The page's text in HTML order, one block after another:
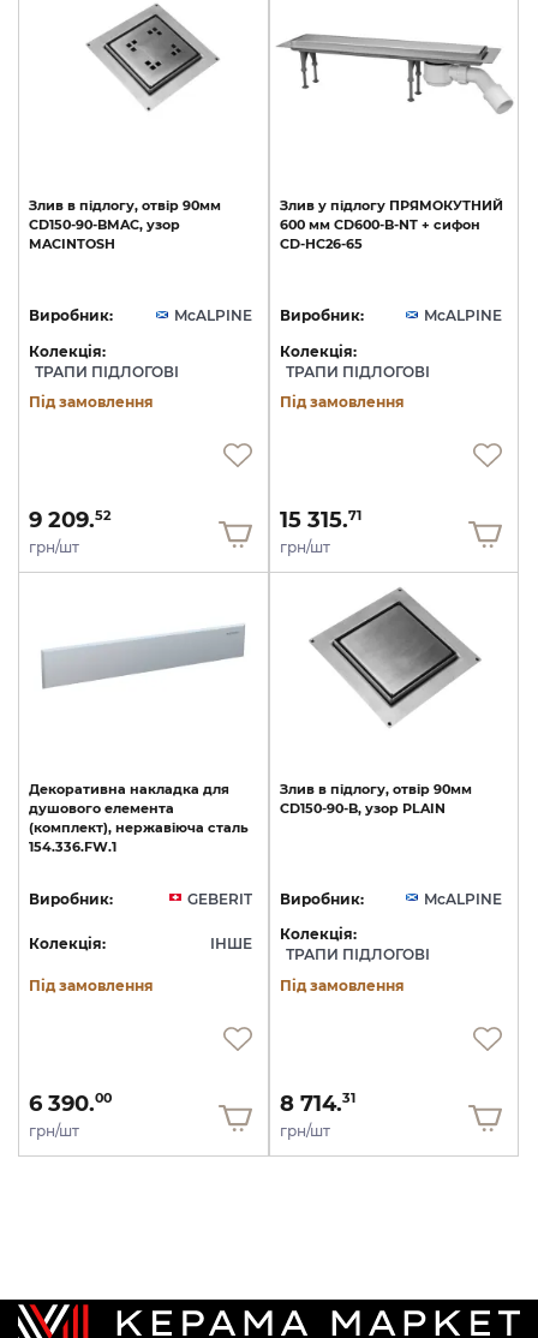
Злив в підлогу, отвір 90мм
CD150-90-BMAC, узор
MACINTOSH
Виробник:
McALPINE
Колекція:
ТРАПИ ПІДЛОГОВІ
Під замовлення
9 209.52
грн/шт
Злив у підлогу ПРЯМОКУТНИЙ
600 мм CD600-B-NT + сифон
CD-HC26-65
Виробник:
McALPINE
Колекція:
ТРАПИ ПІДЛОГОВІ
Під замовлення
15 315.71
грн/шт
Декоративна накладка для
душового елемента
(комплект), нержавіюча сталь
154.336.FW.1
Виробник: GEBERIT
Колекція: ІНШЕ
Під замовлення
6 390.00
грн/шт
Злив в підлогу, отвір 90мм
CD150-90-B, узор PLAIN
Виробник:
McALPINE
Колекція:
ТРАПИ ПІДЛОГОВІ
Під замовлення
8 714.31
грн/шт